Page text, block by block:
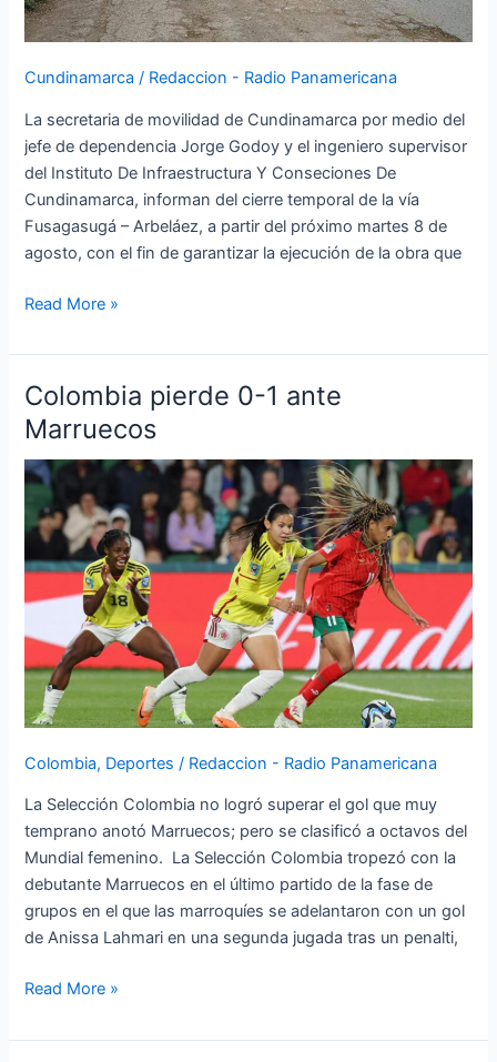
Cundinamarca / Redaccion - Radio Panamericana
La secretaria de movilidad de Cundinamarca por medio del
jefe de dependencia Jorge Godoy y el ingeniero supervisor
del Instituto De Infraestructura Y Conseciones De
Cundinamarca, informan del cierre temporal de la vía
Fusagasugá – Arbeláez, a partir del próximo martes 8 de
agosto, con el fin de garantizar la ejecución de la obra que
Read More »
Colombia pierde 0-1 ante
Marruecos
Colombia, Deportes / Redaccion - Radio Panamericana
La Selección Colombia no logró superar el gol que muy
temprano anotó Marruecos; pero se clasificó a octavos del
Mundial femenino. La Selección Colombia tropezó con la
debutante Marruecos en el último partido de la fase de
grupos en el que las marroquíes se adelantaron con un gol
de Anissa Lahmari en una segunda jugada tras un penalti,
Colombia
pierde
0-
1
ante
Marruecos
Read More »